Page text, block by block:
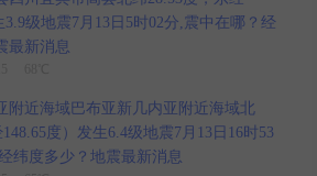
3.9级地震7月13日5时02分,震中在哪？经
最新消息
附近海域巴布亚新几内亚附近海域北
度）发生6.4级地震7月13日16时53
纬度多少？地震最新消息